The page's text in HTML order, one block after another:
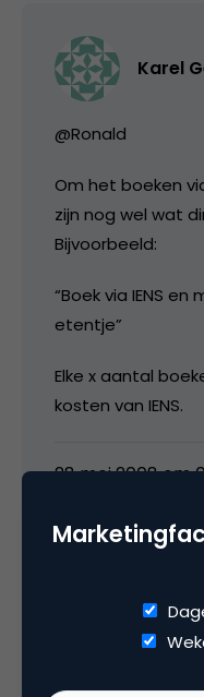
Karel
@Ronald
Om het boeken
zijn nog wel wat
Bijvoorbeeld:
“Boek via IENS
etentje”
Elke x aantal
kosten van IENS.
28 mei 2008 om
chi666